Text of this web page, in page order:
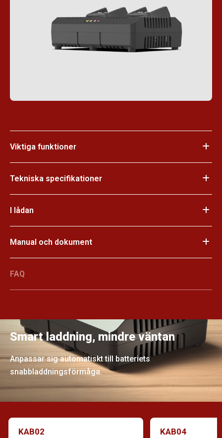
Viktiga funktioner
Tekniska specifikationer
I lådan
Manual och dokument
FAQ
Smart laddning, mindre väntan
Anpassar sig automatiskt till batteriets
snabbladdningsförmåga.
KAB02 KAB04